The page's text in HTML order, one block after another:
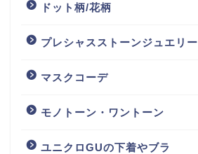
ドット柄/花柄
プレシャスストーンジュエリー
マスクコーデ
モノトーン・ワントーン
ユニクロGUの下着やブラ